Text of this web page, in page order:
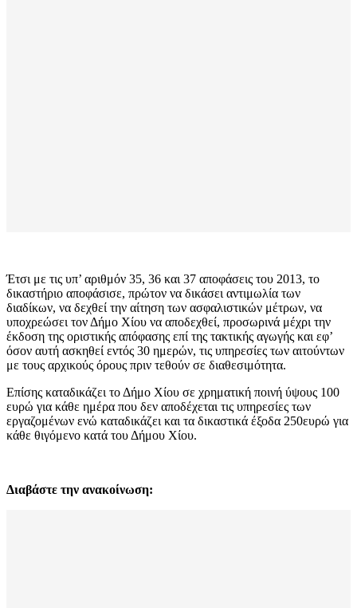
Έτσι με τις υπ’ αριθμόν 35, 36 και 37 αποφάσεις του 2013, το
δικαστήριο αποφάσισε, πρώτον να δικάσει αντιμωλία των
διαδίκων, να δεχθεί την αίτηση των ασφαλιστικών μέτρων, να
υποχρεώσει τον Δήμο Χίου να αποδεχθεί, προσωρινά μέχρι την
έκδοση της οριστικής απόφασης επί της τακτικής αγωγής και εφ’
όσον αυτή ασκηθεί εντός 30 ημερών, τις υπηρεσίες των αιτούντων
με τους αρχικούς όρους πριν τεθούν σε διαθεσιμότητα.
Επίσης καταδικάζει το Δήμο Χίου σε χρηματική ποινή ύψους 100
ευρώ για κάθε ημέρα που δεν αποδέχεται τις υπηρεσίες των
εργαζομένων ενώ καταδικάζει και τα δικαστικά έξοδα 250ευρώ για
κάθε θιγόμενο κατά του Δήμου Χίου.
Διαβάστε την ανακοίνωση: